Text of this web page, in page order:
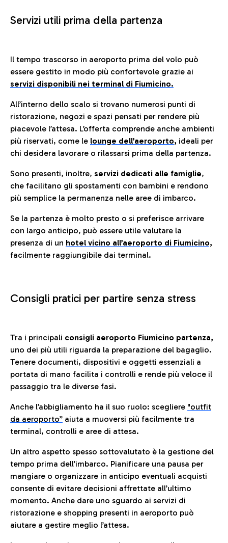
Servizi utili prima della partenza
Il tempo trascorso in aeroporto prima del volo può
essere gestito in modo più confortevole grazie ai
servizi disponibili nei terminal di Fiumicino.
All’interno dello scalo si trovano numerosi punti di
ristorazione, negozi e spazi pensati per rendere più
piacevole l’attesa. L’offerta comprende anche ambienti
più riservati, come le lounge dell’aeroporto, ideali per
chi desidera lavorare o rilassarsi prima della partenza.
Sono presenti, inoltre, servizi dedicati alle famiglie,
che facilitano gli spostamenti con bambini e rendono
più semplice la permanenza nelle aree di imbarco.
Se la partenza è molto presto o si preferisce arrivare
con largo anticipo, può essere utile valutare la
presenza di un hotel vicino all’aeroporto di Fiumicino,
facilmente raggiungibile dai terminal.
Consigli pratici per partire senza stress
Tra i principali consigli aeroporto Fiumicino partenza,
uno dei più utili riguarda la preparazione del bagaglio.
Tenere documenti, dispositivi e oggetti essenziali a
portata di mano facilita i controlli e rende più veloce il
passaggio tra le diverse fasi.
Anche l’abbigliamento ha il suo ruolo: scegliere "outfit
da aeroporto” aiuta a muoversi più facilmente tra
terminal, controlli e aree di attesa.
Un altro aspetto spesso sottovalutato è la gestione del
tempo prima dell’imbarco. Pianificare una pausa per
mangiare o organizzare in anticipo eventuali acquisti
consente di evitare decisioni affrettate all’ultimo
momento. Anche dare uno sguardo ai servizi di
ristorazione e shopping presenti in aeroporto può
aiutare a gestire meglio l’attesa.